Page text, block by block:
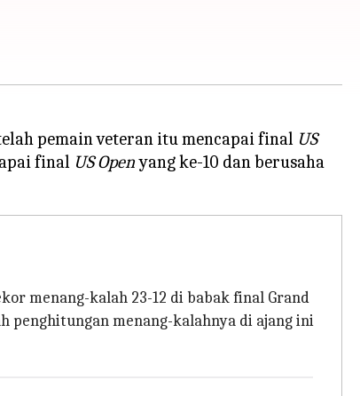
pemain veteran itu mencapai final US
final US Openyang ke-10 dan berusaha
menang-kalah 23-12 di babak final Grand
penghitungan menang-kalahnya di ajang ini